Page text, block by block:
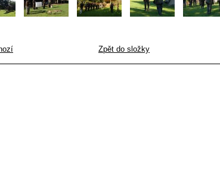
Zpět do složky